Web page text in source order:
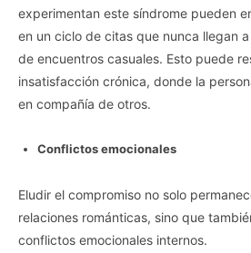
experimentan este síndrome pueden
en un ciclo de citas que nunca llegan
de encuentros casuales. Esto puede
insatisfacción crónica, donde la
en compañía de otros.
Conflictos emocionales
Eludir el compromiso no solo
relaciones románticas, sino que
conflictos emocionales internos.